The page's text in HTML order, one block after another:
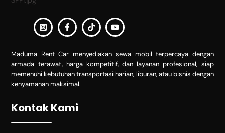
Maduma Rent Car menyediakan sewa mobil terpercaya dengan
armada terawat, harga kompetitif, dan layanan profesional, siap
memenuhi kebutuhan transportasi harian, liburan, atau bisnis dengan
kenyamanan maksimal.
Kontak Kami